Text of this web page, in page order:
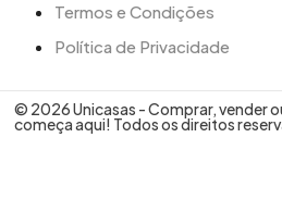
Termos e Condições
Política de Privacidade
© 2026 Unicasas - Comprar, vender
começa aqui! Todos os direitos